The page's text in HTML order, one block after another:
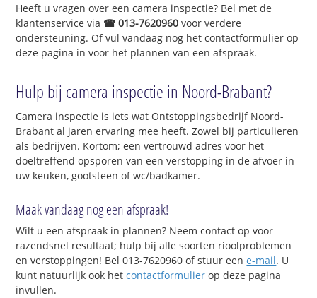
Heeft u vragen over eencamera inspectie? Bel met de
klantenservice via ☎ 013-7620960 voor verdere
ondersteuning. Of vul vandaag nog het contactformulier op
deze pagina in voor het plannen van een afspraak.
Hulp bij camera inspectie in Noord-Brabant?
Camera inspectie is iets wat Ontstoppingsbedrijf Noord-
Brabant al jaren ervaring mee heeft. Zowel bij particulieren
als bedrijven. Kortom; een vertrouwd adres voor het
doeltreffend opsporen van een verstopping in de afvoer in
uw keuken, gootsteen of wc/badkamer.
Maak vandaag nog een afspraak!
Wilt u een afspraak in plannen? Neem contact op voor
razendsnel resultaat; hulp bij alle soorten rioolproblemen
en verstoppingen! Bel 013-7620960 of stuur eene-mail. U
kunt natuurlijk ook hetcontactformulier op deze pagina
invullen.